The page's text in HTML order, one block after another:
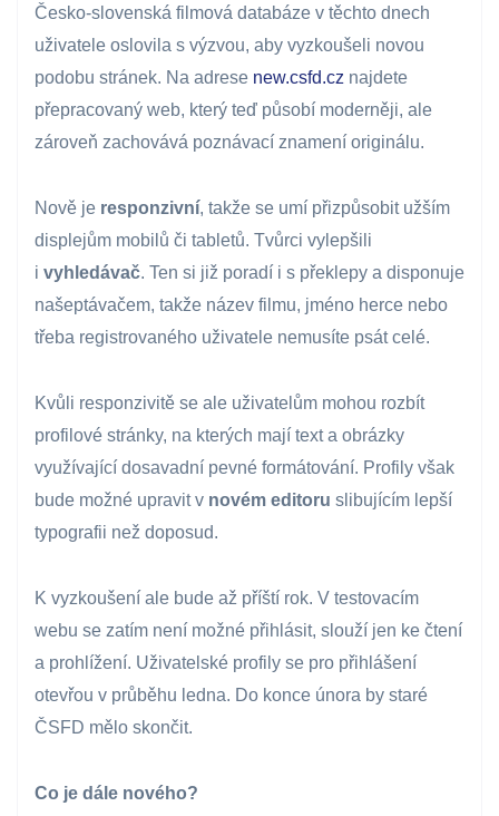
Česko-slovenská filmová databáze v těchto dnech
uživatele oslovila s výzvou, aby vyzkoušeli novou
podobu stránek. Na adrese new.csfd.cz najdete
přepracovaný web, který teď působí moderněji, ale
zároveň zachovává poznávací znamení originálu.
Nově je responzivní, takže se umí přizpůsobit užším
displejům mobilů či tabletů. Tvůrci vylepšili
i vyhledávač. Ten si již poradí i s překlepy a disponuje
našeptávačem, takže název filmu, jméno herce nebo
třeba registrovaného uživatele nemusíte psát celé.
Kvůli responzivitě se ale uživatelům mohou rozbít
profilové stránky, na kterých mají text a obrázky
využívající dosavadní pevné formátování. Profily však
bude možné upravit v novém editoru slibujícím lepší
typografii než doposud.
K vyzkoušení ale bude až příští rok. V testovacím
webu se zatím není možné přihlásit, slouží jen ke čtení
a prohlížení. Uživatelské profily se pro přihlášení
otevřou v průběhu ledna. Do konce února by staré
ČSFD mělo skončit.
Co je dále nového?